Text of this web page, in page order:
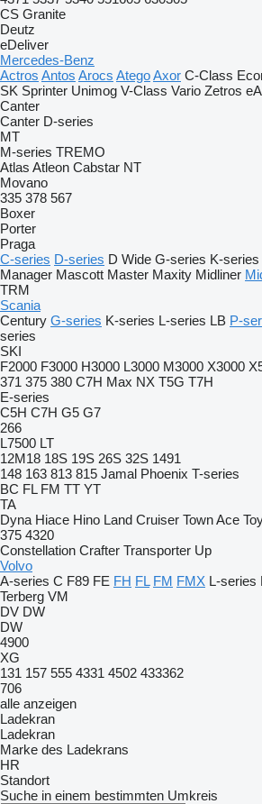
CS Granite
Deutz
eDeliver
Mercedes-Benz
Actros Antos Arocs AtegoAxor C-Class
SK Sprinter Unimog V-Class Vario Zetros
Canter
Canter D-series
MT
M-series TREMO
Atlas Atleon Cabstar NT
Movano
335 378 567
Boxer
Porter
Praga
C-series D-series D Wide G-series K-series
Manager Mascott Master Maxity Midliner
TRM
Scania
Century G-series K-series L-series LB P-
series
SKI
F2000 F3000 H3000 L3000 M3000 X3000
371 375 380 C7H Max NX T5G T7H
E-series
C5H C7H G5 G7
266
L7500 LT
12M18 18S 19S 26S 32S 1491
148 163 813 815 Jamal Phoenix T-series
BC FL FM TT YT
TA
Dyna Hiace Hino Land Cruiser Town Ace
375 4320
Constellation Crafter Transporter Up
Volvo
A-series C F89 FE FH FL FM FMX L-series
Terberg VM
DV DW
DW
4900
XG
131 157 555 4331 4502 433362
706
alle anzeigen
Ladekran
Ladekran
Marke des Ladekrans
HR
Standort
Suche in einem bestimmten Umkreis